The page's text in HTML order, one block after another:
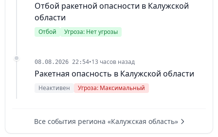
Отбой ракетной опасности в Калужской
области
Отбой Угроза: Нет угрозы
08.08.2026 22:54•13 часов назад
Ракетная опасность в Калужской области
Неактивен Угроза: Максимальный
Все события региона «Калужская область»